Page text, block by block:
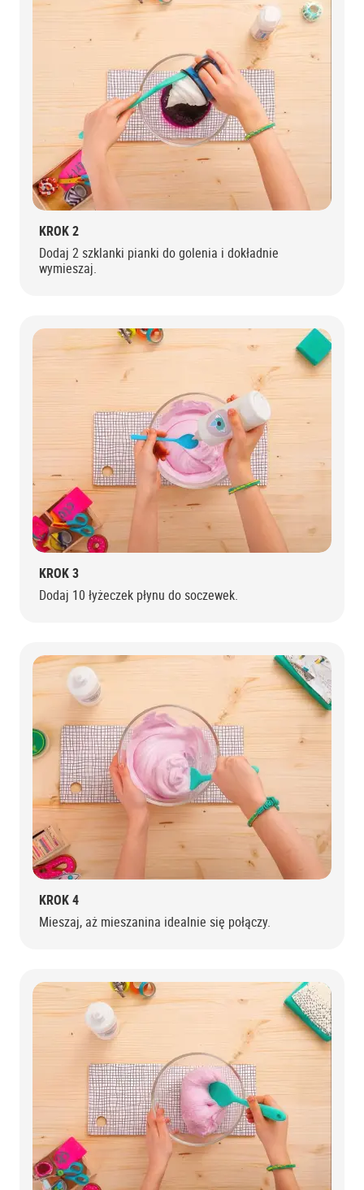
KROK 2
Dodaj 2 szklanki pianki do golenia i dokładnie
wymieszaj.
KROK 3
Dodaj 10 łyżeczek płynu do soczewek.
KROK 4
Mieszaj, aż mieszanina idealnie się połączy.